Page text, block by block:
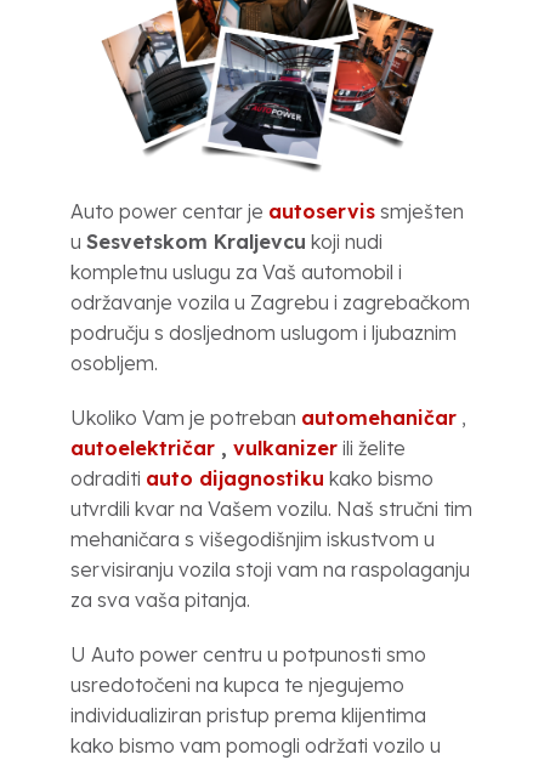
Auto power centar je autoservissmješten
u Sesvetskom Kraljevcu koji nudi
kompletnu uslugu za Vaš automobil i
održavanje vozila u Zagrebu i zagrebačkom
području s dosljednom uslugom i ljubaznim
osobljem.
Ukoliko Vam je potreban automehaničar,
autoelektričar, vulkanizerili želite
odraditi auto dijagnostiku kako bismo
utvrdili kvar na Vašem vozilu. Naš stručni tim
mehaničara s višegodišnjim iskustvom u
servisiranju vozila stoji vam na raspolaganju
za sva vaša pitanja.
U Auto power centru u potpunosti smo
usredotočeni na kupca te njegujemo
individualiziran pristup prema klijentima
kako bismo vam pomogli održati vozilo u